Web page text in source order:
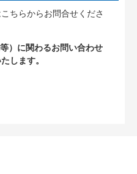
ちらからお問合せくださ
）に関わるお問い合わせ
します。